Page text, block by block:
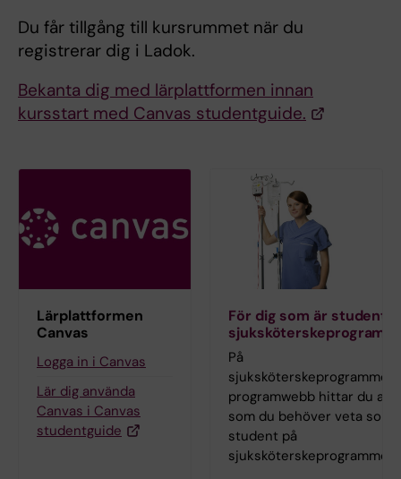
Du får tillgång till kursrummet när du
registrerar dig i Ladok.
Bekanta dig med lärplattformen innan
kursstart med Canvas studentguide.
Lärplattformen
Canvas
Logga in i Canvas
Lär dig använda
Canvas i Canvas
studentguide
För dig som är student
På
sjuksköterskeprogrammets
programwebb hittar du allt
som du behöver veta som
student på
sjuksköterskeprogrammet.